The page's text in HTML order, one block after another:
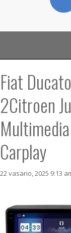
Fiat
2Citroen
Carplay
22 vasario, 2025 9:13